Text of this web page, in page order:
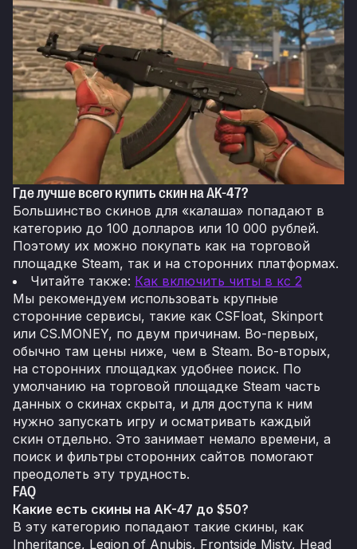
Где лучше всего купить скин на AK-47?
Большинство скинов для «калаша» попадают в
категорию до 100 долларов или 10 000 рублей.
Поэтому их можно покупать как на торговой
площадке Steam, так и на сторонних платформах.
Читайте также: Как включить читы в кс 2
Мы рекомендуем использовать крупные
сторонние сервисы, такие как CSFloat, Skinport
или CS.MONEY, по двум причинам. Во-первых,
обычно там цены ниже, чем в Steam. Во-вторых,
на сторонних площадках удобнее поиск. По
умолчанию на торговой площадке Steam часть
данных о скинах скрыта, и для доступа к ним
нужно запускать игру и осматривать каждый
скин отдельно. Это занимает немало времени, а
поиск и фильтры сторонних сайтов помогают
преодолеть эту трудность.
FAQ
Какие есть скины на AK-47 до $50?
В эту категорию попадают такие скины, как
Inheritance, Legion of Anubis, Frontside Misty, Head